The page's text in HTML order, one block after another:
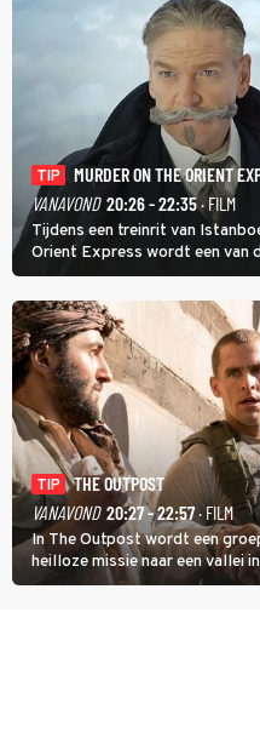
TIP
MURDER ON THE ORIENT
VANAVOND 20:26 - 22:35· FILM
Tijdens een treinrit van
Orient Express wordt een van
detective Hercule Poirot en
treinreizigers de dader is.
TIP
THE OUTPOST
VANAVOND 20:27 - 22:57· FILM
In The Outpost wordt een
heilloze missie naar een vallei
overleeft daar een aanval?